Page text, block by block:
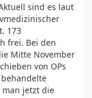
sind es laut
173
frei. Bei den
Mitte November
von OPs
jetzt die